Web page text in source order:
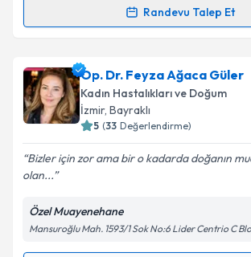
Randevu Talep Et
takvim hazırlandığında e-posta ile
E-posta Adresiniz
kapsamda işlenmesini kabul
Op. Dr. Feyza Ağaca Güler
Kadın Hastalıkları ve Doğum
İzmir, Bayraklı
5 (33 Değerlendirme)
Bizler için zor ama bir o kadarda doğanın
olan...
Özel Muayenehane
Mansuroğlu Mah. 1593/1 Sok No:6 Lider Centrio C